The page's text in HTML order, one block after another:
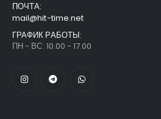
ПОЧТА:
mail@hit-time.net
ГРАФИК РАБОТЫ:
ПН - ВС: 10.00 - 17.00